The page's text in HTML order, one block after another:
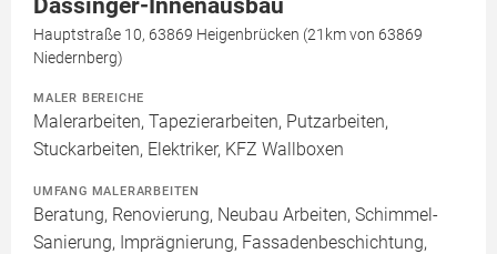
Dassinger-Innenausbau
Hauptstraße 10, 63869 Heigenbrücken (21km von 63869
Niedernberg)
MALER BEREICHE
Malerarbeiten, Tapezierarbeiten, Putzarbeiten,
Stuckarbeiten, Elektriker, KFZ Wallboxen
UMFANG MALERARBEITEN
Beratung, Renovierung, Neubau Arbeiten, Schimmel-
Sanierung, Imprägnierung, Fassadenbeschichtung,